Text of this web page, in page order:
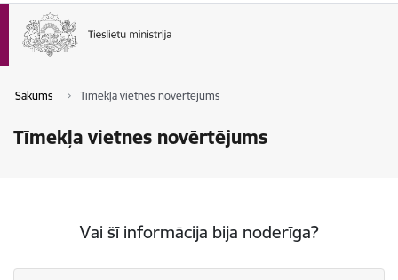
Sākums Tīmekļa vietnes novērtējums
Tīmekļa vietnes novērtējums
Vai šī informācija bija noderīga?